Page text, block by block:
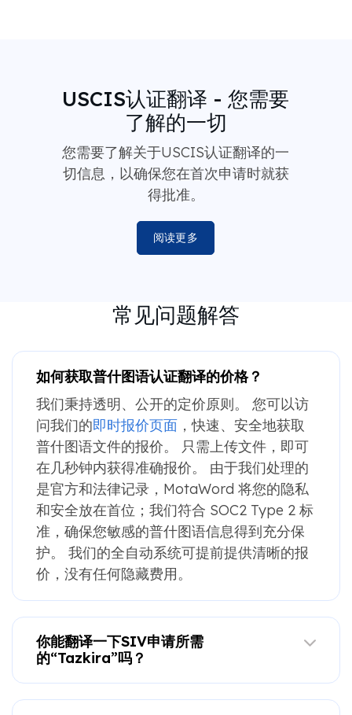
USCIS认证翻译 - 您需要
了解的一切
您需要了解关于USCIS认证翻译的一
切信息，以确保您在首次申请时就获
得批准。
阅读更多
常见问题解答
如何获取普什图语认证翻译的价格？
我们秉持透明、公开的定价原则。 您可以访
问我们的即时报价页面，快速、安全地获取
普什图语文件的报价。 只需上传文件，即可
在几秒钟内获得准确报价。 由于我们处理的
是官方和法律记录，MotaWord 将您的隐私
和安全放在首位；我们符合 SOC2 Type 2 标
准，确保您敏感的普什图语信息得到充分保
护。 我们的全自动系统可提前提供清晰的报
价，没有任何隐藏费用。
你能翻译一下SIV申请所需
的“Tazkira”吗？